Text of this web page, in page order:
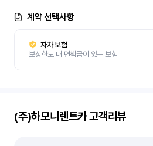
계약 선택사항
자차 보험
보상한도 내 면책금이 있는 보험
(주)하모니렌트카고객리뷰